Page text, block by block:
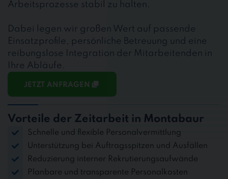
Arbeitsprozesse stabil zu halten.
Dabei legen wir großen Wert auf passende
Einsatzprofile, persönliche Betreuung und eine
reibungslose Integration der Mitarbeitenden in
Ihre Abläufe.
JETZT ANFRAGEN
Vorteile der Zeitarbeit in Montabaur
Schnelle und flexible Personalvermittlung
Unterstützung bei Auftragsspitzen und Ausfällen
Reduzierung interner Rekrutierungsaufwände
Planbare und transparente Personalkosten